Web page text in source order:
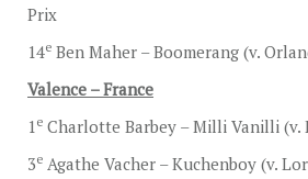
Prix
14e Ben Maher – Boomerang (v.
Valence – France
1 e Charlotte Barbey – Milli Vanilli (v.
3e Agathe Vacher – Kuchenboy (v.